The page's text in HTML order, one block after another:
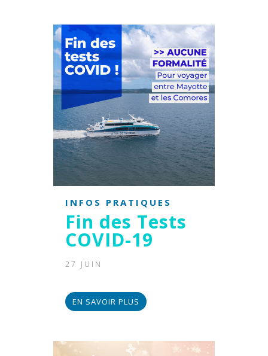
INFOS PRATIQUES
Fin des Tests
COVID-19
27 JUIN
EN SAVOIR PLUS